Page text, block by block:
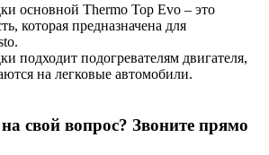
основной Thermo Top Evo – это
которая предназначена для
подходит подогревателям двигателя,
на легковые автомобили.
свой вопрос? Звоните прямо